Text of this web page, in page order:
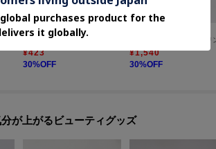
one'sterrace
¥423
30%OFF
¥1,540
30%OFF
が上がるビューティグッズ